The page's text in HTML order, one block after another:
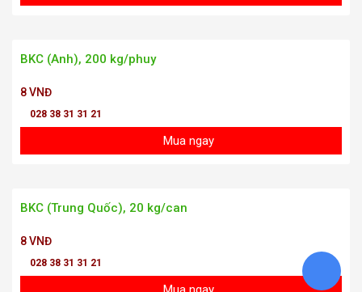
BKC (Anh), 200 kg/phuy
8 VNĐ
028 38 31 31 21
Mua ngay
BKC (Trung Quốc), 20 kg/can
8 VNĐ
028 38 31 31 21